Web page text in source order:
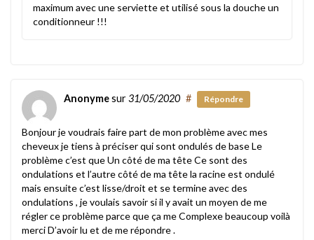
maximum avec une serviette et utilisé sous la douche un
conditionneur !!!
Anonymesur31/05/2020 # Répondre
Bonjour je voudrais faire part de mon problème avec mes
cheveux je tiens à préciser qui sont ondulés de base Le
problème c’est que Un côté de ma tête Ce sont des
ondulations et l’autre côté de ma tête la racine est ondulé
mais ensuite c’est lisse/droit et se termine avec des
ondulations , je voulais savoir si il y avait un moyen de me
régler ce problème parce que ça me Complexe beaucoup voilà
merci D’avoir lu et de me répondre .